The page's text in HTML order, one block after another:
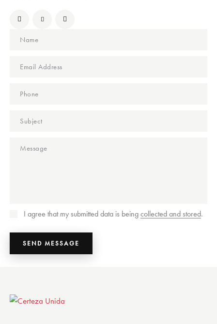
I agree that my submitted data is beingcollected and stored.